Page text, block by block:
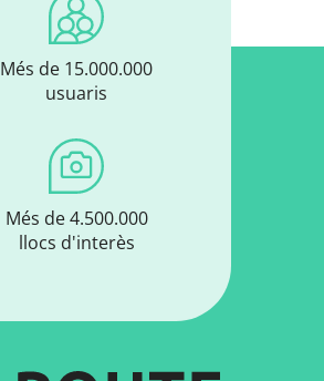
Més de 15.000.000
usuaris
Més de 4.500.000
llocs d'interès